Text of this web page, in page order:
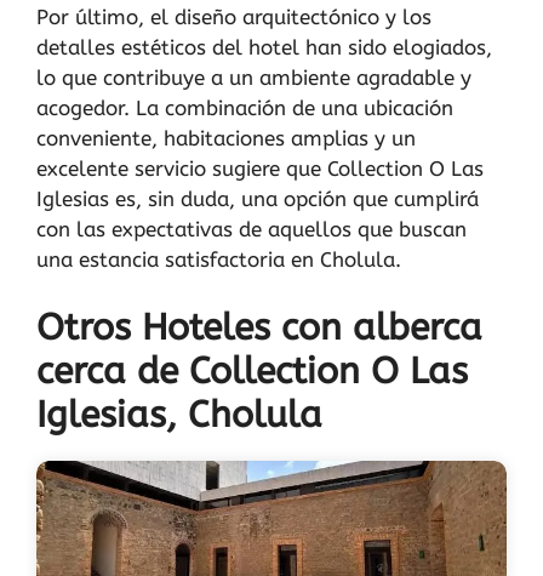
Por último, el diseño arquitectónico y los
detalles estéticos del hotel han sido elogiados,
lo que contribuye a un ambiente agradable y
acogedor. La combinación de una ubicación
conveniente, habitaciones amplias y un
excelente servicio sugiere que Collection O Las
Iglesias es, sin duda, una opción que cumplirá
con las expectativas de aquellos que buscan
una estancia satisfactoria en Cholula.
Otros Hoteles con alberca
cerca de Collection O Las
Iglesias, Cholula